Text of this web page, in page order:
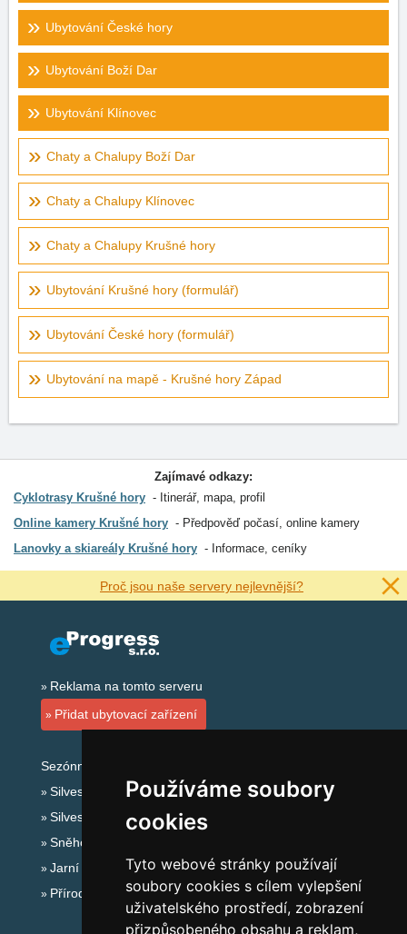
Používáme soubory
cookies
Tyto webové stránky používají
soubory cookies s cílem vylepšení
uživatelského prostředí, zobrazení
přizpůsobeného obsahu a reklam,
Ubytování České hory
Ubytování Boží Dar
Ubytování Klínovec
Chaty a Chalupy Boží Dar
Chaty a Chalupy Klínovec
Chaty a Chalupy Krušné hory
Ubytování Krušné hory (formulář)
Ubytování České hory (formulář)
Ubytování na mapě - Krušné hory Západ
Zajímavé odkazy:
Cyklotrasy Krušné hory
Itinerář, mapa, profil
Online kamery Krušné hory
Předpověď počasí, online kamery
Lanovky a skiareály Krušné hory
Informace, ceníky
Proč jsou naše servery nejlevnější?
Reklama na tomto serveru
Přidat ubytovací zařízení
Sezónní odkazy:
Silvester Krušné hory
Silvestr na horách 2025/26
Sněhové zpravodajství
Jarní prázdniny 2027
Přírodní koupaliště